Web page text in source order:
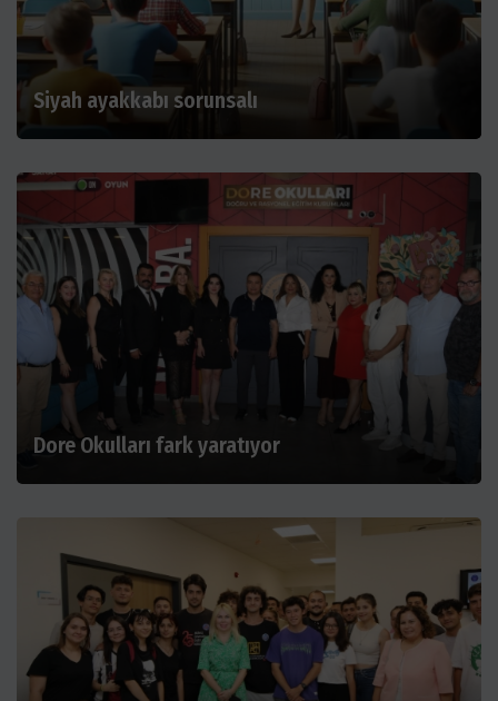
Siyah ayakkabı sorunsalı
Dore Okulları fark yaratıyor